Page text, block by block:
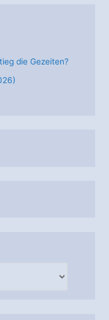
die Gezeiten?